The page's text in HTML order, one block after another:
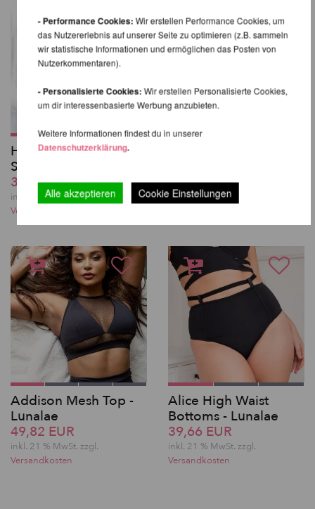
High Waist Basic
Shorts - Lunalae
37,62 EUR
inkl. 21 % MwSt. zzgl.
Versandkosten
49,82 EUR
inkl. 21 % MwSt. zzgl.
Addison Mesh Top -
Lunalae
49,82 EUR
inkl. 21 % MwSt. zzgl.
Versandkosten
Alice High Waist
Bottoms - Lunalae
39,66 EUR
inkl. 21 % MwSt. zzgl.
Versandkosten
- Performance Cookies:Wir erstellen Performance Cookies, um
das Nutzererlebnis auf unserer Seite zu optimieren (z.B. sammeln
wir statistische Informationen und ermöglichen das Posten von
Nutzerkommentaren).
- Personalisierte Cookies:Wir erstellen Personalisierte Cookies,
um dir interessenbasierte Werbung anzubieten.
Weitere Informationen findest du in unserer
Datenschutzerklärung.
Alle akzeptieren Cookie Einstellungen